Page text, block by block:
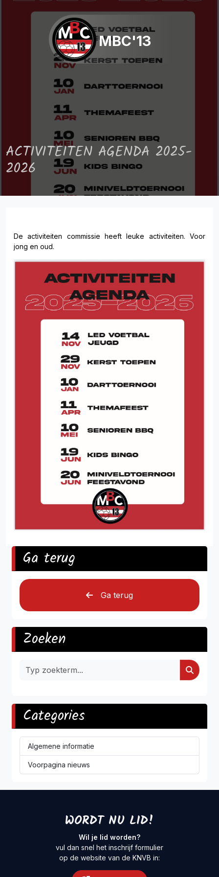
MBC'13
ACTIVITEITEN AGENDA 2025-
2026
De activiteiten commissie heeft leuke activiteiten. Voor
jong en oud.
Ga terug
Ga terug
Zoeken
Categories
Algemene informatie
Voorpagina nieuws
WORDT NU LID!
Wil je lid worden?
vul dan snel het inschrijf formulier
op de website van de KNVB in: